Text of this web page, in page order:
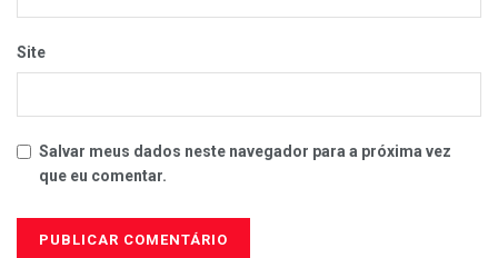
Site
Salvar meus dados neste navegador para a próxima vez
que eu comentar.